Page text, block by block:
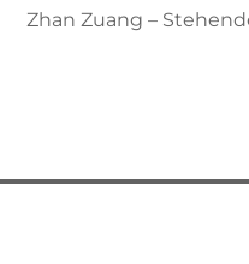
Zhan Zuang –